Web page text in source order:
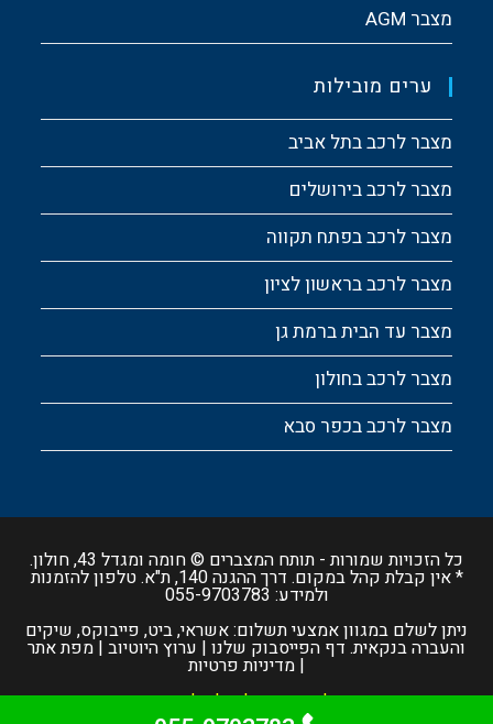
מצבר AGM
ערים מובילות
מצבר לרכב בתל אביב
מצבר לרכב בירושלים
מצבר לרכב בפתח תקווה
מצבר לרכב בראשון לציון
מצבר עד הבית ברמת גן
מצבר לרכב בחולון
מצבר לרכב בכפר סבא
כל הזכויות שמורות - תותח המצברים © חומה ומגדל 43, חולון.
* אין קבלת קהל במקום. דרך ההגנה 140, ת"א. טלפון להזמנות
ולמידע: 055-9703783
ניתן לשלם במגוון אמצעי תשלום: אשראי, ביט, פייבוקס, שיקים
והעברה בנקאית.דף הפייסבוק שלנו | ערוץ היוטיוב |מפת אתר
| מדיניות פרטיות
התמונות באתר הן להמחשה בלבד | כל המחירים וזמני ההגעה
המוצגים באתר הם משוערים בלבד ועשויים להשתנות | משלוח